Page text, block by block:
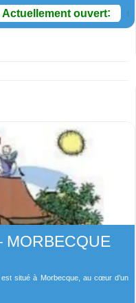
Actuellement ouvert:
MORBECQUE
situé à Morbecque, au cœur d’un